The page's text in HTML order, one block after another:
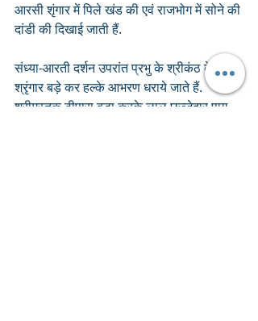
आरसी शृंगार में पिले खंड की एवं राजभोग में सोने की
दांडी की दिखाई जाती हैं.
संध्या-आरती दर्शन उपरांत प्रभु के श्रीकंठ के
श्रृंगार बड़े कर हल्के आभरण धराये जाते हैं.
श्रीमस्तक टीपारा बड़ा करके लाल छज्जेदार पाग